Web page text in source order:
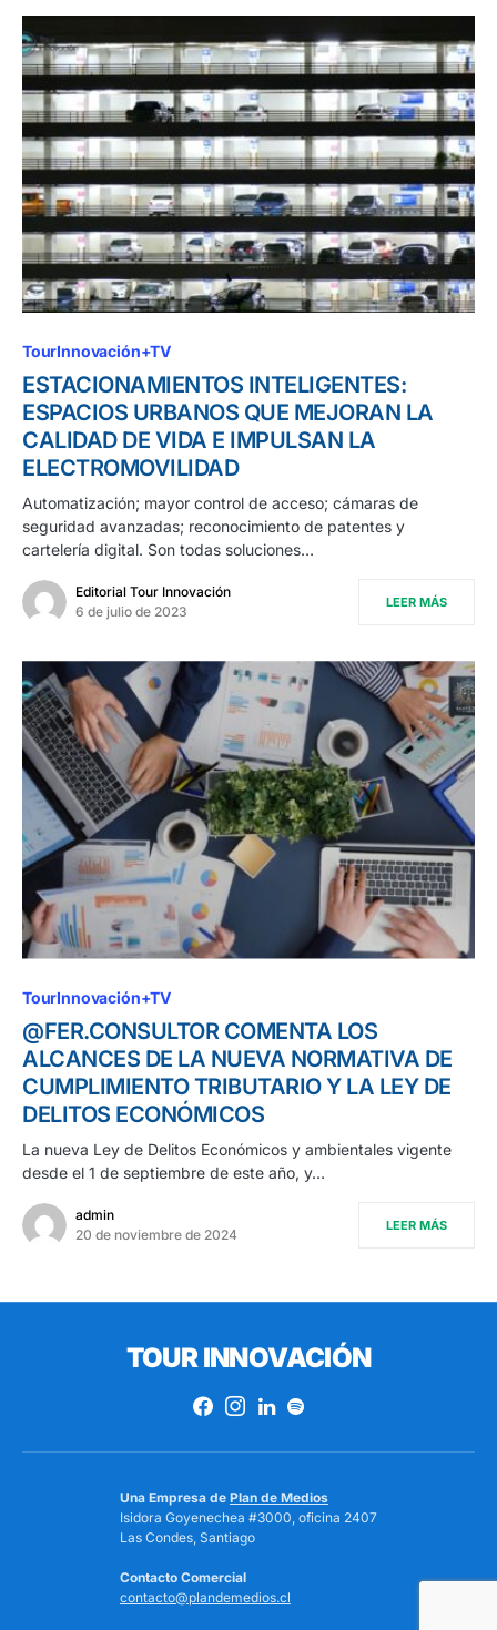
TourInnovación+TV
ESTACIONAMIENTOS INTELIGENTES:
ESPACIOS URBANOS QUE MEJORAN LA
CALIDAD DE VIDA E IMPULSAN LA
ELECTROMOVILIDAD
Automatización; mayor control de acceso; cámaras de
seguridad avanzadas; reconocimiento de patentes y
cartelería digital. Son todas soluciones…
Editorial Tour Innovación
6 de julio de 2023
LEER MÁS
TourInnovación+TV
@FER.CONSULTOR COMENTA LOS
ALCANCES DE LA NUEVA NORMATIVA DE
CUMPLIMIENTO TRIBUTARIO Y LA LEY DE
DELITOS ECONÓMICOS
La nueva Ley de Delitos Económicos y ambientales vigente
desde el 1 de septiembre de este año, y…
admin
20 de noviembre de 2024
LEER MÁS
TOUR INNOVACIÓN
Una Empresa de Plan de Medios
Isidora Goyenechea #3000, oficina 2407
Las Condes, Santiago
Contacto Comercial
contacto@plandemedios.cl